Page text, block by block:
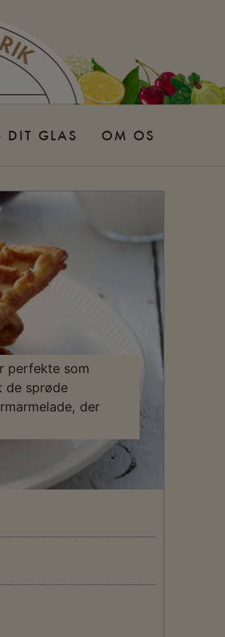
DIT GLAS OM OS
perfekte som
de sprøde
der